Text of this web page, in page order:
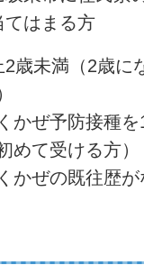
てはまる方
2歳未満（2歳に
かぜ予防接種
めて受ける方）
かぜの既往歴